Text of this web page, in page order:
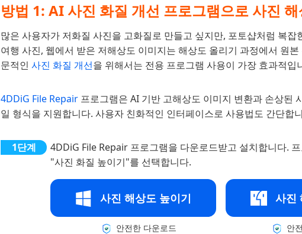
방법 1: AI 사진 화질 개선 프로그램으로 사진
많은 사용자가 저화질 사진을 고화질로 만들고 싶지만, 포토샵처럼 복잡
여행 사진, 웹에서 받은 저해상도 이미지는 해상도 올리기 과정에서 원
문적인 사진 화질 개선을 위해서는 전용 프로그램 사용이 가장 효과적입
4DDiG File Repair 프로그램은 AI 기반 고해상도 이미지 변환과 손상된
일 형식을 지원합니다. 사용자 친화적인 인터페이스로 사용법도 간단합
4DDiG File Repair 프로그램을 다운로드받고 설치합니다.
"사진 화질 높이기"를 선택합니다.
사진 해상도 높이기
안전한 다운로드
사진
안